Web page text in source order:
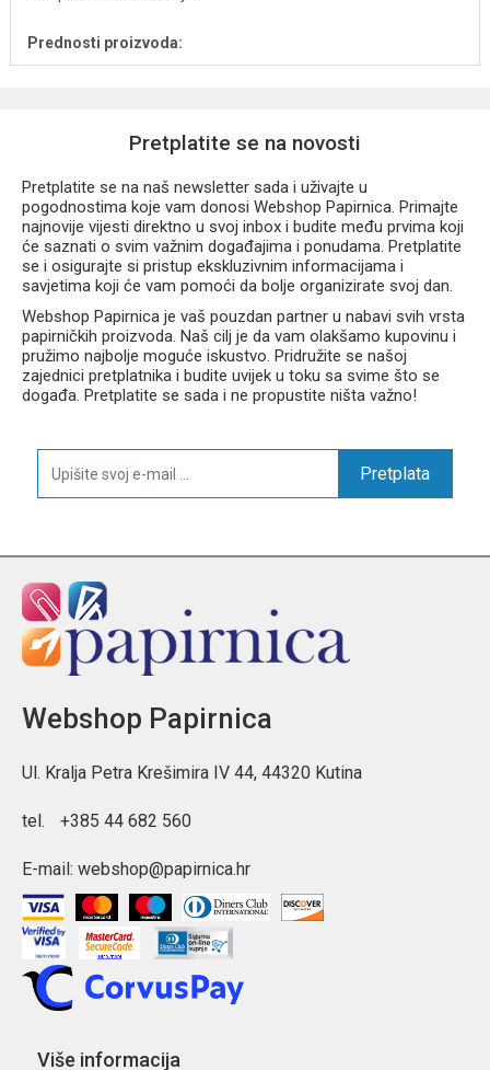
Prednosti proizvoda:
Format A4
Zaštita dokumenata od gužvanja i oštećenja
Idealan za školu, ured i svakodnevnu organizaciju
Atraktivan Coolpack Stars dizajn
Pretplatite se na novosti
Pretplatite se na naš newsletter sada i uživajte u
pogodnostima koje vam donosi Webshop Papirnica. Primajte
najnovije vijesti direktno u svoj inbox i budite među prvima koji
će saznati o svim važnim događajima i ponudama. Pretplatite
se i osigurajte si pristup ekskluzivnim informacijama i
savjetima koji će vam pomoći da bolje organizirate svoj dan.
Webshop Papirnica je vaš pouzdan partner u nabavi svih vrsta
papirničkih proizvoda. Naš cilj je da vam olakšamo kupovinu i
pružimo najbolje moguće iskustvo. Pridružite se našoj
zajednici pretplatnika i budite uvijek u toku sa svime što se
događa. Pretplatite se sada i ne propustite ništa važno!
Pretplata
Webshop Papirnica
Ul. Kralja Petra Krešimira IV 44, 44320 Kutina
tel. +385 44 682 560
E-mail: webshop@papirnica.hr
Više informacija